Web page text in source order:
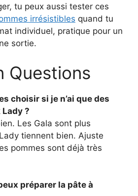
tu peux aussi tester ces
irrésistibles quand tu
individuel, pratique pour un
sortie.
Questions
choisir si je n’ai que des
Lady ?
Les Gala sont plus
tiennent bien. Ajuste
pommes sont déjà très
préparer la pâte à